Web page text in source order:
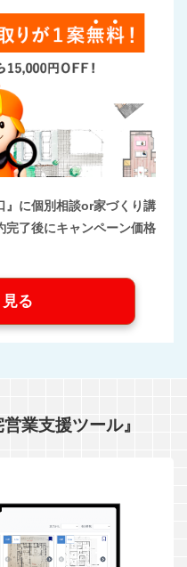
』に個別相談or家づくり講
完了後にキャンペーン価格
る
業支援ツール』